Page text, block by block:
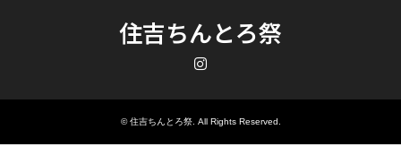
住吉ちんとろ祭
©住吉ちんとろ祭. All Rights Reserved.